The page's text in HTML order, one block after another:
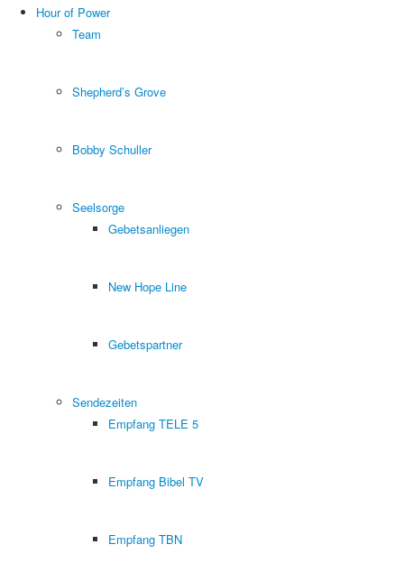
Hour of Power
Team
Shepherd’s Grove
Bobby Schuller
Seelsorge
Gebetsanliegen
New Hope Line
Gebetspartner
Sendezeiten
Empfang TELE 5
Empfang Bibel TV
Empfang TBN